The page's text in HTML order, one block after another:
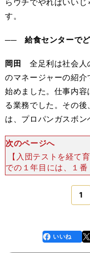
らウチでやればいい
す。
── 給食センターでど
岡田
全足利は社会人
のマネージャーの紹
始めました。仕事内
る業務でした。その
は、プロパンガスボン
次のページへ
【入団テストを経
での１年目には、１
ブ選手権優勝にいき
的に意識し始めたの
か
1
faceboo
k
いいね